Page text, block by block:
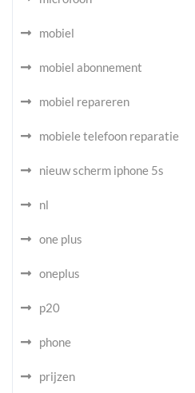
mobiel
mobiel abonnement
mobiel repareren
mobiele telefoon reparatie
nieuw scherm iphone 5s
nl
one plus
oneplus
p20
phone
prijzen